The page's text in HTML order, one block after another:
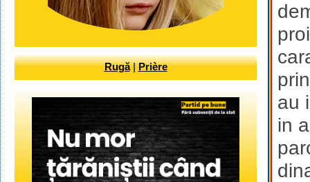
au
in
Rugă|Prière